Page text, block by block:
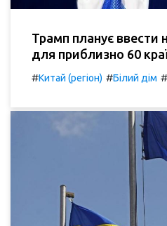
Трамп планує ввести
для приблизно 60
#Китай (регіон) #Білий дім #